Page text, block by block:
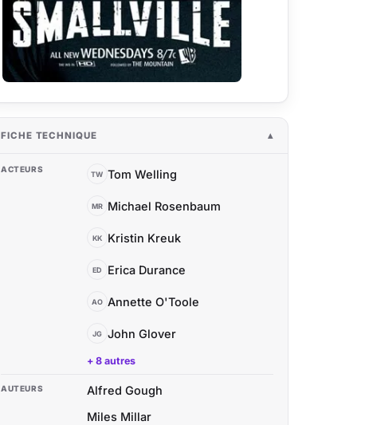
FICHE TECHNIQUE
ACTEURS TW Tom Welling
MR Michael Rosenbaum
KK Kristin Kreuk
ED Erica Durance
AO Annette O'Toole
JG John Glover
+ 8 autres
AUTEURS
Alfred Gough
Miles Millar